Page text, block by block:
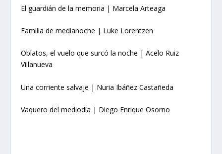
El guardián de la memoria | Marcela Arteaga
Familia de medianoche | Luke Lorentzen
Oblatos, el vuelo que surcó la noche | Acelo Ruiz
Villanueva
Una corriente salvaje | Nuria Ibáñez Castañeda
Vaquero del mediodía | Diego Enrique Osorno